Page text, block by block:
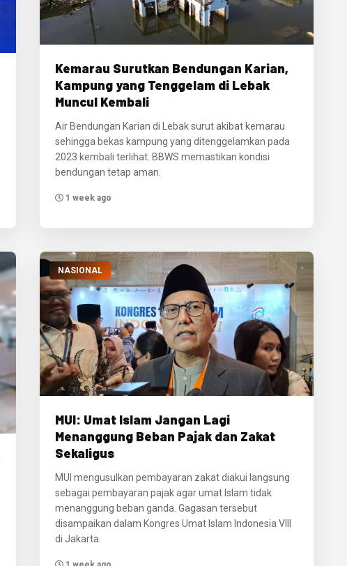
Kemarau Surutkan Bendungan Karian,
Kampung yang Tenggelam di Lebak
Muncul Kembali
Air Bendungan Karian di Lebak surut akibat kemarau
sehingga bekas kampung yang ditenggelamkan pada
2023 kembali terlihat. BBWS memastikan kondisi
bendungan tetap aman.
1 week ago
NASIONAL
MUI: Umat Islam Jangan Lagi
Menanggung Beban Pajak dan Zakat
Sekaligus
MUI mengusulkan pembayaran zakat diakui langsung
sebagai pembayaran pajak agar umat Islam tidak
menanggung beban ganda. Gagasan tersebut
disampaikan dalam Kongres Umat Islam Indonesia VIII
di Jakarta.